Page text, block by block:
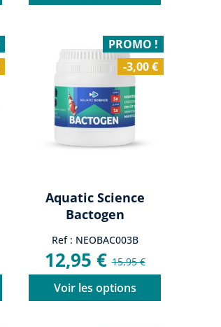
Aquatic Science
Bactogen
Ref : NEOBAC003B
12,95 €15,95 €
Voir les options
PROMO !
-3,00 €